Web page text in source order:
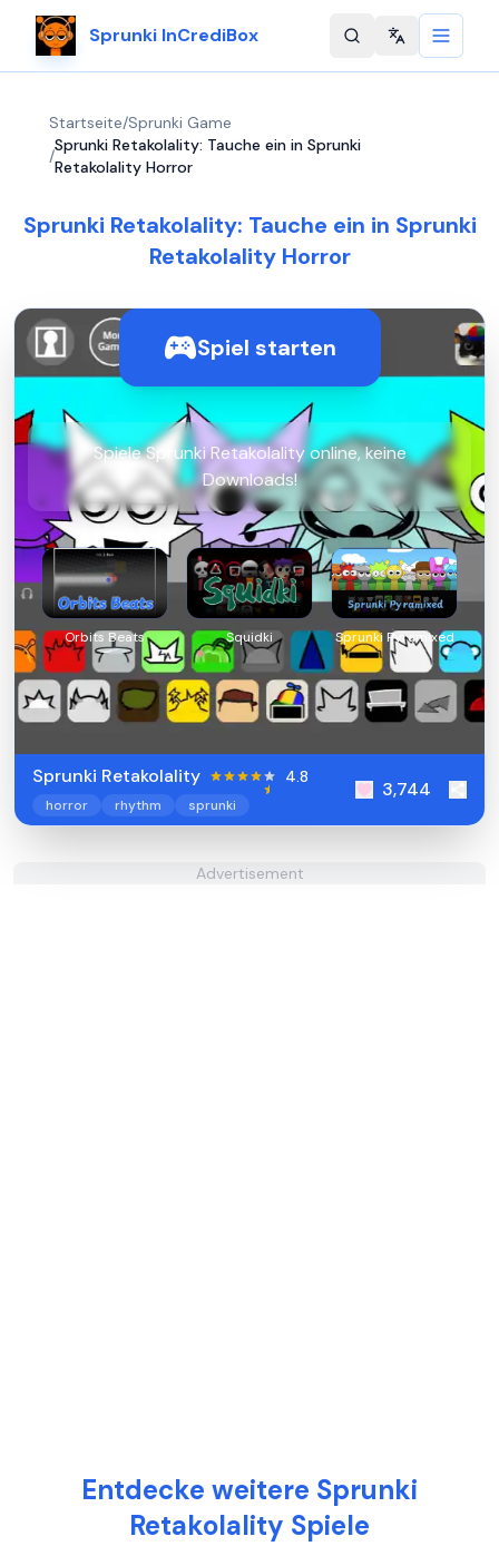
Sprunki InCrediBox Change
Startseite/Sprunki Game
/
Sprunki Retakolality: Tauche ein in Sprunki
Retakolality Horror
Sprunki Retakolality: Tauche ein in Sprunki
Retakolality Horror
Spiel starten
Spiele Sprunki Retakolality online, keine
Downloads!
Orbits Beats Squidki Sprunki Pyramixed
Sprunki Retakolality 4.8
horror rhythm sprunki
3,744
Advertisement
Entdecke weitere Sprunki
Retakolality Spiele